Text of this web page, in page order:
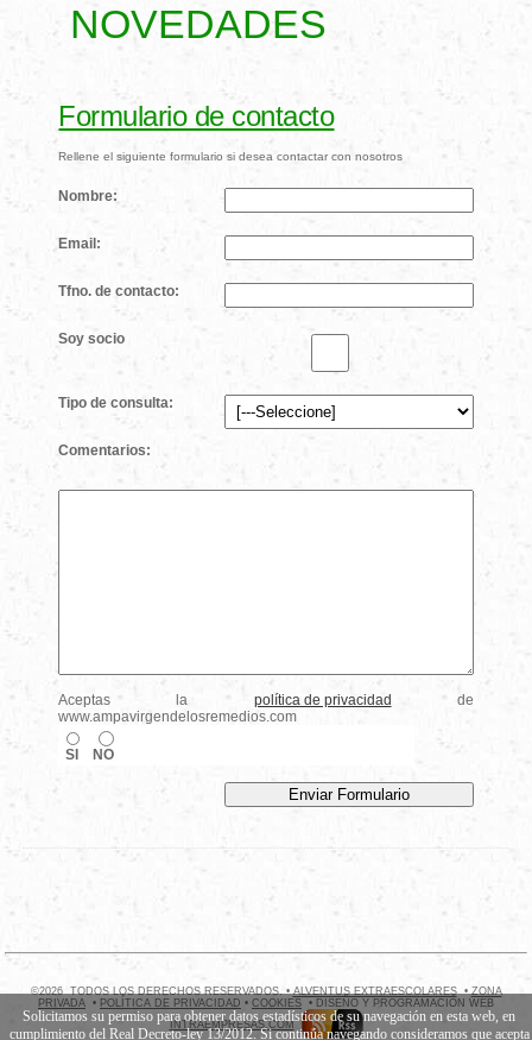
NOVEDADES
Formulario de contacto
Rellene el siguiente formulario si desea contactar con nosotros
Nombre:
Email:
Tfno. de contacto:
Soy socio
Tipo de consulta:
Comentarios:
Aceptas la política de privacidad
de
www.ampavirgendelosremedios.com
SI NO
©2026 TODOS LOS DERECHOS RESERVADOS. • ALVENTUS EXTRAESCOLARES• ZONA
PRIVADA • POLÍTICA DE PRIVACIDAD • COOKIES • DISEÑO Y PROGRAMACIÓN WEB
INTRAEMPRESAS.COM
Solicitamos su permiso para obtener datos estadísticos de su navegación en esta web, en
cumplimiento del Real Decreto-ley 13/2012. Si continúa navegando consideramos que acepta